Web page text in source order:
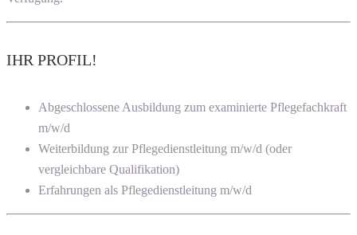
IHR PROFIL!
Abgeschlossene Ausbildung zum examinierte Pflegefachkraft
m/w/d
Weiterbildung zur Pflegedienstleitung m/w/d (oder
vergleichbare Qualifikation)
Erfahrungen als Pflegedienstleitung m/w/d